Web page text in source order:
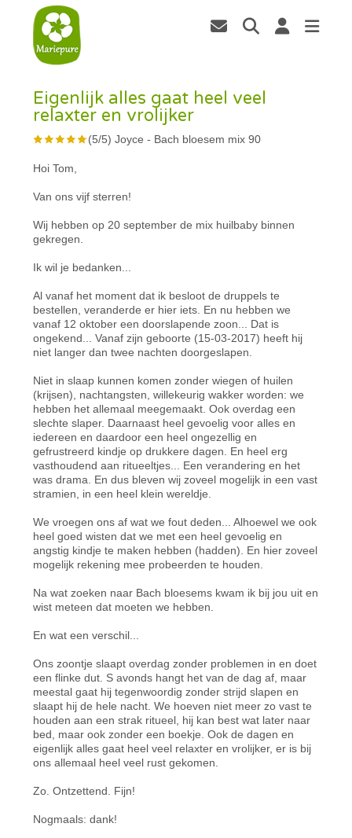
Eigenlijk alles gaat heel veel
relaxter en vrolijker
(5/5)Joyce - Bach bloesem mix 90
Hoi Tom,
Van ons vijf sterren!
Wij hebben op 20 september de mix huilbaby binnen
gekregen.
Ik wil je bedanken...
Al vanaf het moment dat ik besloot de druppels te
bestellen, veranderde er hier iets. En nu hebben we
vanaf 12 oktober een doorslapende zoon... Dat is
ongekend... Vanaf zijn geboorte (15-03-2017) heeft hij
niet langer dan twee nachten doorgeslapen.
Niet in slaap kunnen komen zonder wiegen of huilen
(krijsen), nachtangsten, willekeurig wakker worden: we
hebben het allemaal meegemaakt. Ook overdag een
slechte slaper. Daarnaast heel gevoelig voor alles en
iedereen en daardoor een heel ongezellig en
gefrustreerd kindje op drukkere dagen. En heel erg
vasthoudend aan ritueeltjes... Een verandering en het
was drama. En dus bleven wij zoveel mogelijk in een vast
stramien, in een heel klein wereldje.
We vroegen ons af wat we fout deden... Alhoewel we ook
heel goed wisten dat we met een heel gevoelig en
angstig kindje te maken hebben (hadden). En hier zoveel
mogelijk rekening mee probeerden te houden.
Na wat zoeken naar Bach bloesems kwam ik bij jou uit en
wist meteen dat moeten we hebben.
En wat een verschil...
Ons zoontje slaapt overdag zonder problemen in en doet
een flinke dut. S avonds hangt het van de dag af, maar
meestal gaat hij tegenwoordig zonder strijd slapen en
slaapt hij de hele nacht. We hoeven niet meer zo vast te
houden aan een strak ritueel, hij kan best wat later naar
bed, maar ook zonder een boekje. Ook de dagen en
eigenlijk alles gaat heel veel relaxter en vrolijker, er is bij
ons allemaal heel veel rust gekomen.
Zo. Ontzettend. Fijn!
Nogmaals: dank!